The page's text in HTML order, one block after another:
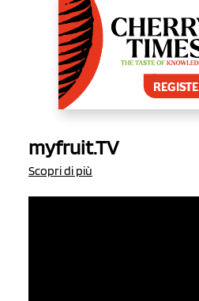
myfruit.TV
Scopri di più